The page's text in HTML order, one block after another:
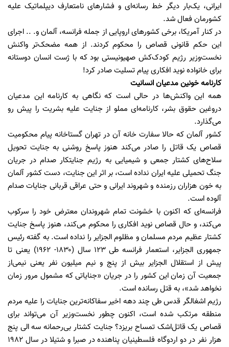
ایرانی، یک‌بار دیگر خط رسانه‌ای و فشارهای نامتعارف دیپلماتیک علیه
کشورمان فعال شد.
در کنار آمریکا، برخی کشورهای اروپایی از جمله فرانسه، آلمان و. .. اجرای
این حکم قانونی قصاص را محکوم کردند. از همه مضحک‌تر واکنش
نخست‌وزیر رژیم کودک‌کش صهیونیستی بود که با ژست انسان دوستانه
برای خانواده نوید افکاری پیام تسلیت صادر کرد!
کارنامه خونین مدعیان انسانیت
همه این واکنش‌ها در حالی است که نگاهی به کارنامه این مدعیان
دروغین حقوق بشر، کارنامه‌ای مملو از جنایت علیه بشریت را پیش رو
می‌گذارد.
کشور آلمان که حالا سفارت خانه آن در تهران گستاخانه پیام محکومیت
قصاص یک قاتل را صادر می‌کند هنوز پاسخ روشنی به جنایت تحویل
سلاح‌های کشتار جمعی و شیمیایی به رژیم جنایتکار صدام در جریان
جنگ تحمیلی علیه ایران نداده است، بر اثر این جنایت، دست کشور آلمان
به خون هزاران رزمنده و شهروند ایرانی و حتی عراقی قربانی جنایات صدام
آلوده است.
فرانسه‌ای که اکنون با خشونت تمام شهروندان معترض خود را سرکوب
می‌کند، و حال قصاص نوید افکاری را محکوم می‌کند، هنوز پاسخ جنایت
کشتار عظیم مردم مسلمان و مظلوم الجزایر را نداده است. به گفته رئیس
جمهوری الجزایر، استعمار فرانسه طی ۱۲۳ سال (۱۸۳۰- ۱۹۶۲) یعنی تا
پیش از استقلال الجزایر بیش از پنج و نیم میلیون نفر یعنی نیمی‌از
جمعیت آن زمان این کشور را در جریان «جنایاتی که مشمول مرور زمان
نخواهد شد»، به قتل رسانده است.
رژیم‌ اشغالگر قدس طی چند دهه اخیر سفاکانه‌ترین جنایات را علیه مردم
منطقه مرتکب شده است، اکنون چطور نخست‌وزیر آن می‌تواند برای
قصاص یک قاتل‌اشک تمساح بریزد؟ جنایت کشتار بی‌رحمانه سه الی پنج
هزار نفر در دو اردوگاه فلسطینیان پناهنده در صبرا و شتیلا در سال 1982